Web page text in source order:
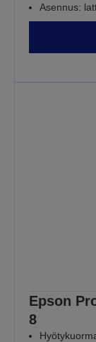
Asennus:
Epson
8